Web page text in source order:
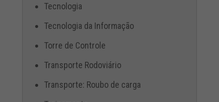
Tecnologia
Tecnologia da Informação
Torre de Controle
Transporte Rodoviário
Transporte: Roubo de carga